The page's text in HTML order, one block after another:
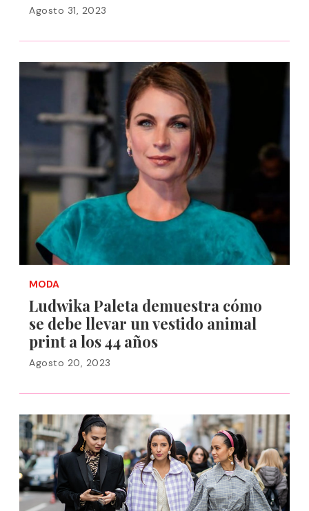
Agosto 31, 2023
MODA
Ludwika Paleta demuestra cómo
se debe llevar un vestido animal
print a los 44 años
Agosto 20, 2023